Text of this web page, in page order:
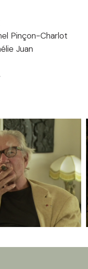
Pinçon-Charlot
Juan